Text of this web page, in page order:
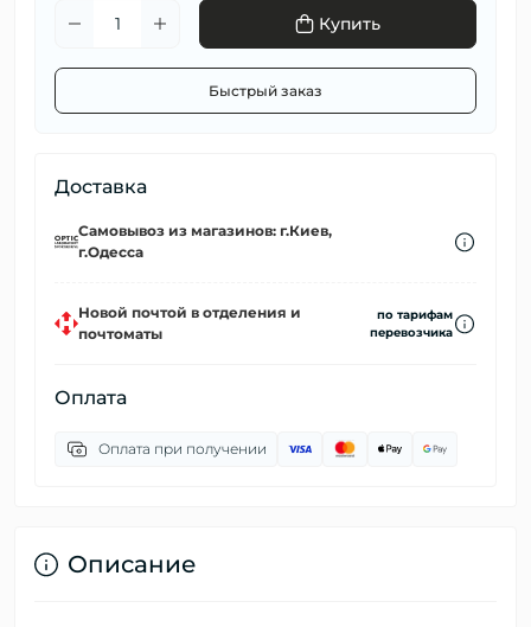
Купить
Быстрый заказ
Доставка
Самовывоз из магазинов: г.Киев,
г.Одесса
Новой почтой в отделения и
почтоматы
по тарифам
перевозчика
Оплата
Оплата при получении
Описание